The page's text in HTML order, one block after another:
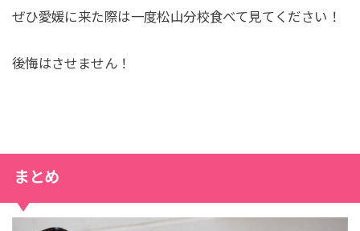
ぜひ愛媛に来た際は一度松山分校食べて見てください！
後悔はさせません！
まとめ